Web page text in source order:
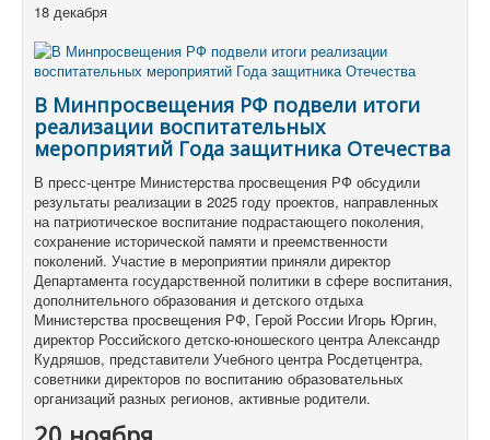
18 декабря
В Минпросвещения РФ подвели итоги
реализации воспитательных
мероприятий Года защитника Отечества
В пресс-центре Министерства просвещения РФ обсудили
результаты реализации в 2025 году проектов, направленных
на патриотическое воспитание подрастающего поколения,
сохранение исторической памяти и преемственности
поколений. Участие в мероприятии приняли директор
Департамента государственной политики в сфере воспитания,
дополнительного образования и детского отдыха
Министерства просвещения РФ, Герой России Игорь Юргин,
директор Российского детско-юношеского центра Александр
Кудряшов, представители Учебного центра Росдетцентра,
советники директоров по воспитанию образовательных
организаций разных регионов, активные родители.